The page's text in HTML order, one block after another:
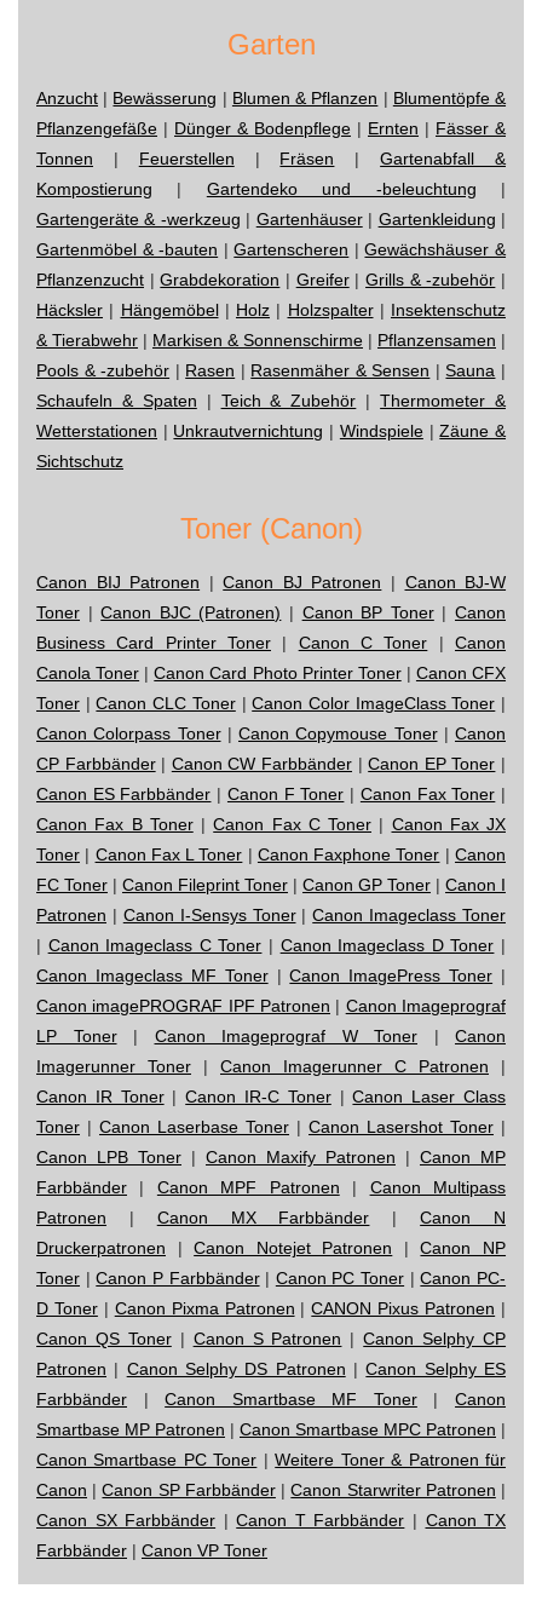
Garten
Anzucht | Bewässerung | Blumen & Pflanzen | Blumentöpfe &
Pflanzengefäße | Dünger & Bodenpflege | Ernten | Fässer &
Tonnen | Feuerstellen | Fräsen |Gartenabfall &
Kompostierung | Gartendeko und -beleuchtung |
Gartengeräte & -werkzeug | Gartenhäuser| Gartenkleidung |
Gartenmöbel & -bauten |Gartenscheren |Gewächshäuser &
Pflanzenzucht |Grabdekoration | Greifer|Grills & -zubehör |
Häcksler | Hängemöbel| Holz | Holzspalter| Insektenschutz
& Tierabwehr | Markisen & Sonnenschirme | Pflanzensamen |
Pools & -zubehör | Rasen | Rasenmäher & Sensen |Sauna |
Schaufeln & Spaten | Teich & Zubehör |Thermometer &
Wetterstationen | Unkrautvernichtung | Windspiele|Zäune &
Sichtschutz
Toner (Canon)
Canon BIJ Patronen |Canon BJ Patronen | Canon BJ-W
Toner |Canon BJC (Patronen) | Canon BP Toner|Canon
Business Card Printer Toner | Canon C Toner |Canon
Canola Toner |Canon Card Photo Printer Toner| Canon CFX
Toner |Canon CLC Toner|Canon Color ImageClass Toner |
Canon Colorpass Toner| Canon Copymouse Toner| Canon
CP Farbbänder| Canon CW Farbbänder |Canon EP Toner |
Canon ES Farbbänder | Canon F Toner | Canon Fax Toner |
Canon Fax B Toner|Canon Fax C Toner | Canon Fax JX
Toner | Canon Fax L Toner | Canon Faxphone Toner |Canon
FC Toner | Canon Fileprint Toner | Canon GP Toner | Canon I
Patronen | Canon I-Sensys Toner|Canon Imageclass Toner
| Canon Imageclass C Toner | Canon Imageclass D Toner |
Canon Imageclass MF Toner|Canon ImagePress Toner |
Canon imagePROGRAF IPF Patronen | Canon Imageprograf
LP Toner| Canon Imageprograf W Toner | Canon
Imagerunner Toner | Canon Imagerunner C Patronen |
Canon IR Toner|Canon IR-C Toner|Canon Laser Class
Toner | Canon Laserbase Toner | Canon Lasershot Toner |
Canon LPB Toner | Canon Maxify Patronen | Canon MP
Farbbänder | Canon MPF Patronen | Canon Multipass
Patronen | Canon MX Farbbänder |Canon N
Druckerpatronen |Canon Notejet Patronen |Canon NP
Toner |Canon P Farbbänder| Canon PC Toner |Canon PC-
D Toner| Canon Pixma Patronen |CANON Pixus Patronen |
Canon QS Toner| Canon S Patronen |Canon Selphy CP
Patronen | Canon Selphy DS Patronen |Canon Selphy ES
Farbbänder |Canon Smartbase MF Toner|Canon
Smartbase MP Patronen | Canon Smartbase MPC Patronen |
Canon Smartbase PC Toner |Weitere Toner & Patronen für
Canon |Canon SP Farbbänder|Canon Starwriter Patronen |
Canon SX Farbbänder |Canon T Farbbänder | Canon TX
Farbbänder | Canon VP Toner